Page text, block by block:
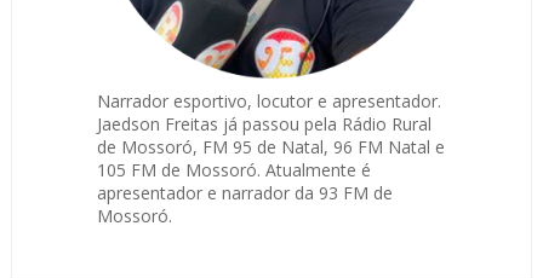
Narrador esportivo, locutor e apresentador.
Jaedson Freitas já passou pela Rádio Rural
de Mossoró, FM 95 de Natal, 96 FM Natal e
105 FM de Mossoró. Atualmente é
apresentador e narrador da 93 FM de
Mossoró.